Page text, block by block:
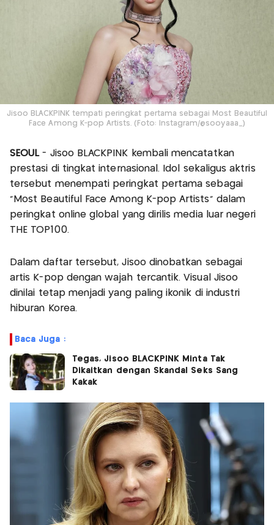
Jisoo BLACKPINK tempati peringkat pertama sebagai Most Beautiful
Face Among K-pop Artists. (Foto: Instagram/@sooyaaa_)
SEOUL- Jisoo BLACKPINK kembali mencatatkan
prestasi di tingkat internasional. Idol sekaligus aktris
tersebut menempati peringkat pertama sebagai
“Most Beautiful Face Among K-pop Artists” dalam
peringkat online global yang dirilis media luar negeri
THE TOP100.
Dalam daftar tersebut, Jisoo dinobatkan sebagai
artis K-pop dengan wajah tercantik. Visual Jisoo
dinilai tetap menjadi yang paling ikonik di industri
hiburan Korea.
Baca Juga :
Tegas, Jisoo BLACKPINK Minta Tak
Dikaitkan dengan Skandal Seks Sang
Kakak